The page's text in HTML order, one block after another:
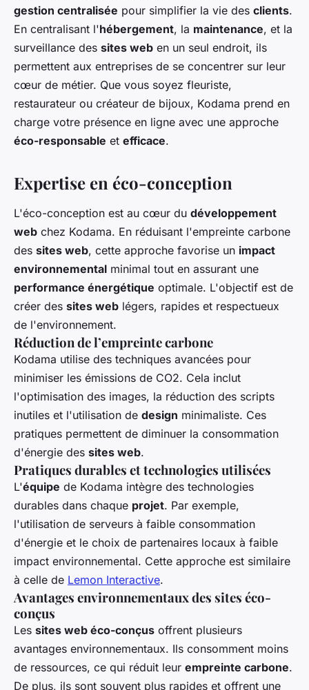
gestion centralisée pour simplifier la vie des clients.
En centralisant l'hébergement, la maintenance, et la
surveillance des sites web en un seul endroit, ils
permettent aux entreprises de se concentrer sur leur
cœur de métier. Que vous soyez fleuriste,
restaurateur ou créateur de bijoux, Kodama prend en
charge votre présence en ligne avec une approche
éco-responsable et efficace.
Expertise en éco-conception
L'éco-conception est au cœur du développement
web chez Kodama. En réduisant l'empreinte carbone
des sites web, cette approche favorise un impact
environnemental minimal tout en assurant une
performance énergétique optimale. L'objectif est de
créer des sites web légers, rapides et respectueux
de l'environnement.
Réduction de l’empreinte carbone
Kodama utilise des techniques avancées pour
minimiser les émissions de CO2. Cela inclut
l'optimisation des images, la réduction des scripts
inutiles et l'utilisation de design minimaliste. Ces
pratiques permettent de diminuer la consommation
d'énergie des sites web.
Pratiques durables et technologies utilisées
L'équipe de Kodama intègre des technologies
durables dans chaque projet. Par exemple,
l'utilisation de serveurs à faible consommation
d'énergie et le choix de partenaires locaux à faible
impact environnemental. Cette approche est similaire
à celle de Lemon Interactive.
Avantages environnementaux des sites éco-
conçus
Les sites web éco-conçus offrent plusieurs
avantages environnementaux. Ils consomment moins
de ressources, ce qui réduit leur empreinte carbone.
De plus, ils sont souvent plus rapides et offrent une